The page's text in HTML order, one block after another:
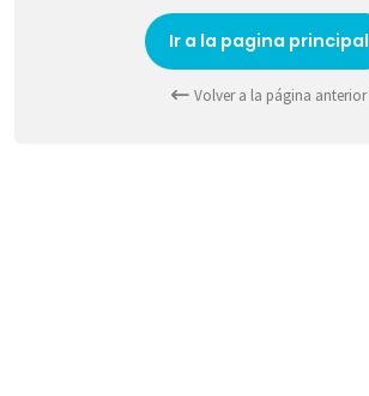
Ir a la pagina principal
Volver a la página anterior